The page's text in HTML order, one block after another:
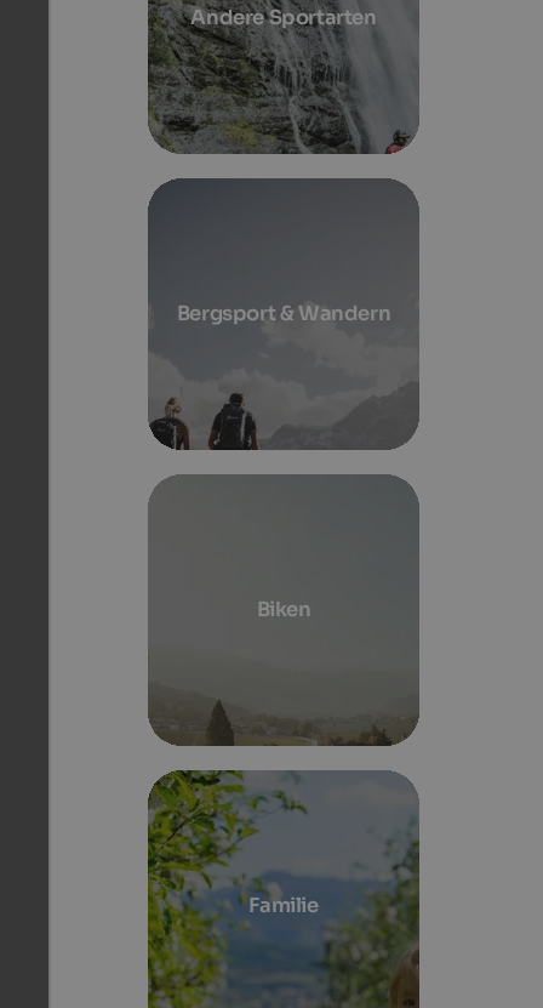
Andere Sportarten
Bergsport & Wandern
Biken
Familie